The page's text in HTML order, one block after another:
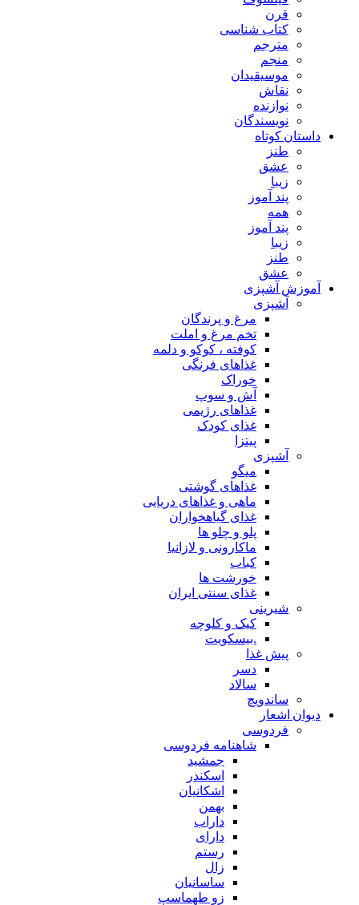
قرن
کتاب شناسی
مترجم
منجم
موسیقیدان
نقاش
نوازنده
نویسندگان
داستان کوتاه
طنز
عشق
زیبا
پند آموز
همه
پند آموز
زیبا
طنز
عشق
آموزش آشپزی
آشپزی
مرغ و پرندگان
تخم مرغ و املت
کوفته ، کوکو و دلمه
غذاهای فرنگی
خوراک
آش و سوپ
غذاهای رژیمی
غذای کودک
پیتزا
آشپزی
میگو
غذاهای گوشتی
ماهی و غذاهای دریایی
غذای گیاهخواران
پلو و چلو ها
ماکارونی و لازانیا
کباب
خورشت ها
غذای سنتی ایران
شیرینی
کیک و کلوچه
.بیسکویت
پیش غذا
دسر
سالاد
ساندویچ
دیوان اشعار
فردوسی
شاهنامه فردوسی
جمشید
اسکندر
اشکانیان
بهمن
داراب
دارای
رستم
زال
ساسانیان
زو طهماسپ‏